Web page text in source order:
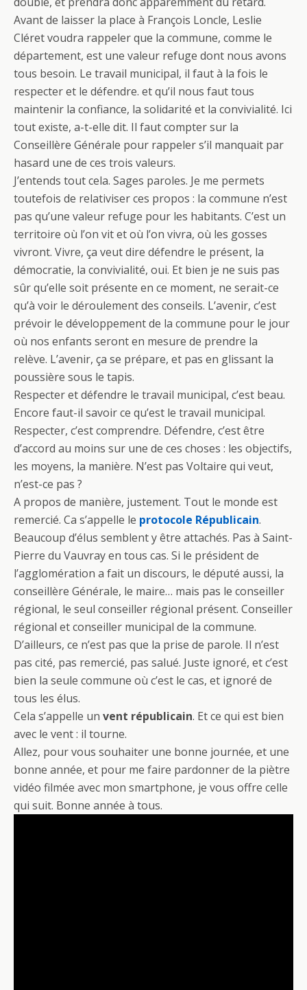
Avant de laisser la place à François Loncle, Leslie
Cléret voudra rappeler que la commune, comme le
département, est une valeur refuge dont nous avons
tous besoin. Le travail municipal, il faut à la fois le
respecter et le défendre. et qu’il nous faut tous
maintenir la confiance, la solidarité et la convivialité. Ici
tout existe, a-t-elle dit. Il faut compter sur la
Conseillère Générale pour rappeler s’il manquait par
hasard une de ces trois valeurs.
J’entends tout cela. Sages paroles. Je me permets
toutefois de relativiser ces propos : la commune n’est
pas qu’une valeur refuge pour les habitants. C’est un
territoire où l’on vit et où l’on vivra, où les gosses
vivront. Vivre, ça veut dire défendre le présent, la
démocratie, la convivialité, oui. Et bien je ne suis pas
sûr qu’elle soit présente en ce moment, ne serait-ce
qu’à voir le déroulement des conseils. L’avenir, c’est
prévoir le développement de la commune pour le jour
où nos enfants seront en mesure de prendre la
relève. L’avenir, ça se prépare, et pas en glissant la
poussière sous le tapis.
Respecter et défendre le travail municipal, c’est beau.
Encore faut-il savoir ce qu’est le travail municipal.
Respecter, c’est comprendre. Défendre, c’est être
d’accord au moins sur une de ces choses : les objectifs,
les moyens, la manière. N’est pas Voltaire qui veut,
n’est-ce pas ?
A propos de manière, justement. Tout le monde est
remercié. Ca s’appelle le protocole Républicain.
Beaucoup d’élus semblent y être attachés. Pas à Saint-
Pierre du Vauvray en tous cas. Si le président de
l’agglomération a fait un discours, le député aussi, la
conseillère Générale, le maire… mais pas le conseiller
régional, le seul conseiller régional présent. Conseiller
régional et conseiller municipal de la commune.
D’ailleurs, ce n’est pas que la prise de parole. Il n’est
pas cité, pas remercié, pas salué. Juste ignoré, et c’est
bien la seule commune où c’est le cas, et ignoré de
tous les élus.
Cela s’appelle un vent républicain. Et ce qui est bien
avec le vent : il tourne.
Allez, pour vous souhaiter une bonne journée, et une
bonne année, et pour me faire pardonner de la piètre
vidéo filmée avec mon smartphone, je vous offre celle
qui suit. Bonne année à tous.